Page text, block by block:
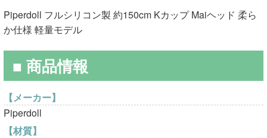
格
は
¥100,000
で
し
た。
価
格
は
¥75,000
Piperdoll フルシリコン製 約150cm Kカップ Maiヘッド 柔ら
か仕様 軽量モデル
■ 商品情報
【メーカー】
Piperdoll
【材質】